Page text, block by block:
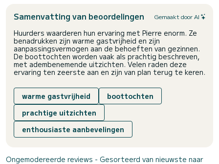
Samenvatting van beoordelingen Gemaakt door AI
Huurders waarderen hun ervaring met Pierre enorm. Ze
benadrukken zijn warme gastvrijheid en zijn
aanpassingsvermogen aan de behoeften van gezinnen.
De boottochten worden vaak als prachtig beschreven,
met adembenemende uitzichten. Velen raden deze
ervaring ten zeerste aan en zijn van plan terug te keren.
warme gastvrijheid
boottochten
prachtige uitzichten
enthousiaste aanbevelingen
Ongemodereerde reviews - Gesorteerd van nieuwste naar